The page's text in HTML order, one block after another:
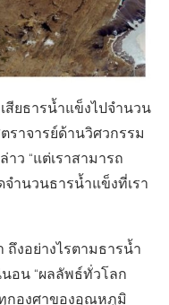
สียธารน้ำแข็งไปจำนวน
ราจารย์ด้านวิศวกรรม
ว “แต่เราสามารถ
ำนวนธารน้ำแข็งที่เรา
งอย่างไรตามธารน้ำ
อน “ผลลัพธ์ทั่วโลก